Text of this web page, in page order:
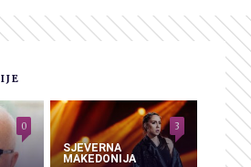
0
SJEVERNA
MAKEDONIJA
3